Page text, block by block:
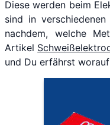
Diese werden beim
sind in
nachdem, welche
Artikel
und Du erfährst